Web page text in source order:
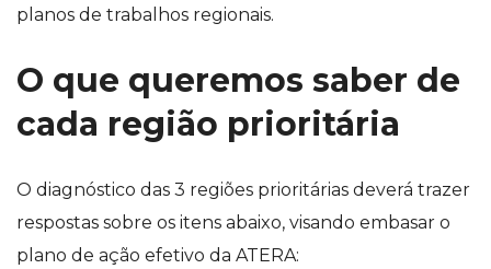
planos de trabalhos regionais.
O que queremos saber de
cada região prioritária
O diagnóstico das 3 regiões prioritárias deverá trazer
respostas sobre os itens abaixo, visando embasar o
plano de ação efetivo da ATERA: